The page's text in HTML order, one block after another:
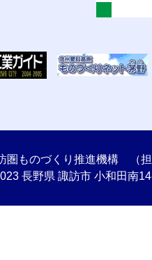
圏ものづくり推進機構 （担
長野県 諏訪市 小和田南